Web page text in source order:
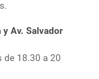
y Av. Salvador
de 18.30 a 20